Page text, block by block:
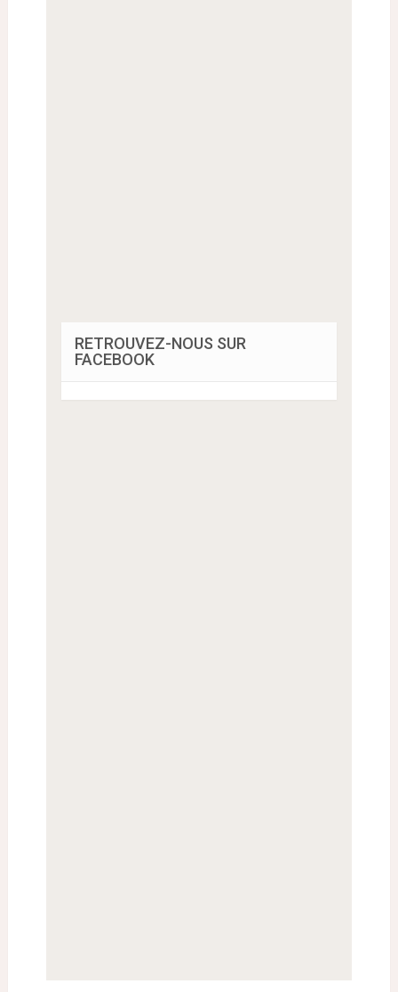
RETROUVEZ-NOUS SUR
FACEBOOK